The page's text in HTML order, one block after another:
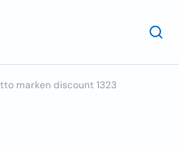
marken discount 1323